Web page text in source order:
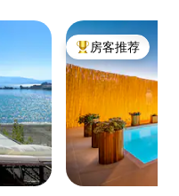
热门「房客推荐」
房客推荐